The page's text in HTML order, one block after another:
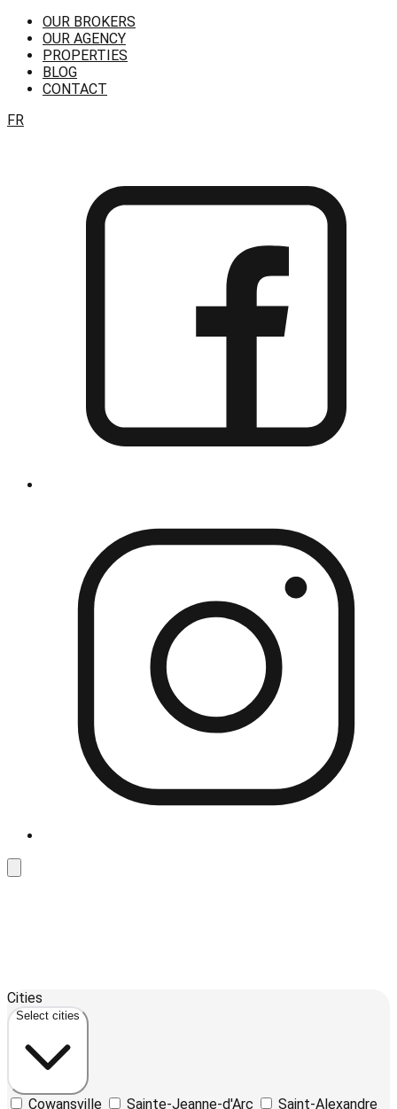
OUR BROKERS
OUR AGENCY
PROPERTIES
BLOG
CONTACT
FR
+
−
Cities
Select cities
Cowansville Sainte-Jeanne-d'Arc Saint-Alexandre